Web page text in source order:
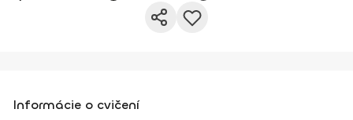
Informácie o cvičení